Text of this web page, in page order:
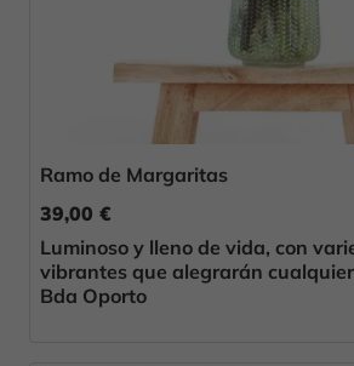
Ramo de Margaritas
39,00 €
Luminoso y lleno de vida, con
vibrantes que alegrarán
Bda Oporto